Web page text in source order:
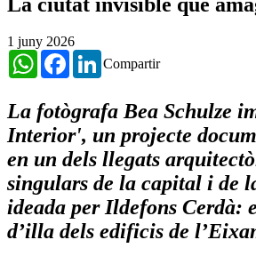
1 juny 2026
Compartir
WhatsAppFacebookLinkedIn
La fotògrafa Bea Schulze
Interior', un projecte
en un dels llegats
singulars de la capital i de
ideada per Ildefons Cerdà:
d’illa dels edificis de